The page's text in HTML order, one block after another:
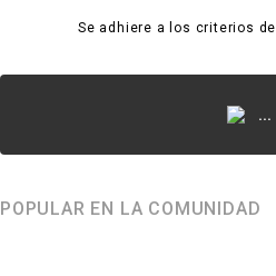
Se adhiere a los criterios de
...
POPULAR EN LA COMUNIDAD